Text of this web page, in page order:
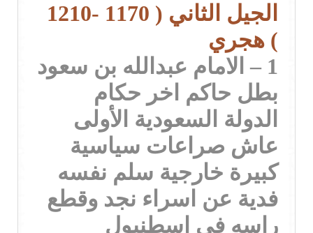
الجيل الثاني ( 1170 -1210
) هجري
1 – الامام عبدالله بن سعود
بطل حاكم اخر حكام
الدولة السعودية الأولى
عاش صراعات سياسية
كبيرة خارجية سلم نفسه
فدية عن اسراء نجد وقطع
راسه في إسطنبول